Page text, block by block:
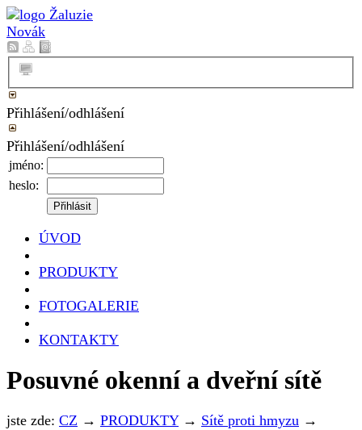
Přihlášení/odhlášení
Přihlášení/odhlášení
jméno:
heslo:
ÚVOD
PRODUKTY
FOTOGALERIE
KONTAKTY
Posuvné okenní a dveřní sítě
jste zde: CZ → PRODUKTY→ Sítě proti hmyzu →